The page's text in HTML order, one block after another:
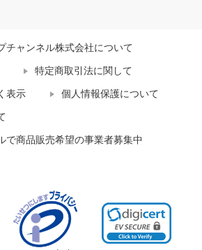
チャンネル株式会社について
特定商取引法に関して
表示 個人情報保護について
で商品販売希望の事業者募集中